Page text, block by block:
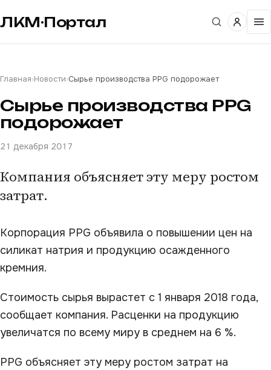
ЛКМ·Портал
Главная›Новости›Сырье производства PPG подорожает
Сырье производства PPG
подорожает
21 декабря 2017
Компания объясняет эту меру ростом
затрат.
Корпорация PPG объявила о повышении цен на
силикат натрия и продукцию осажденного
кремния.
Стоимость сырья вырастет с 1 января 2018 года,
сообщает компания. Расценки на продукцию
увеличатся по всему миру в среднем на 6 %.
PPG объясняет эту меру ростом затрат на